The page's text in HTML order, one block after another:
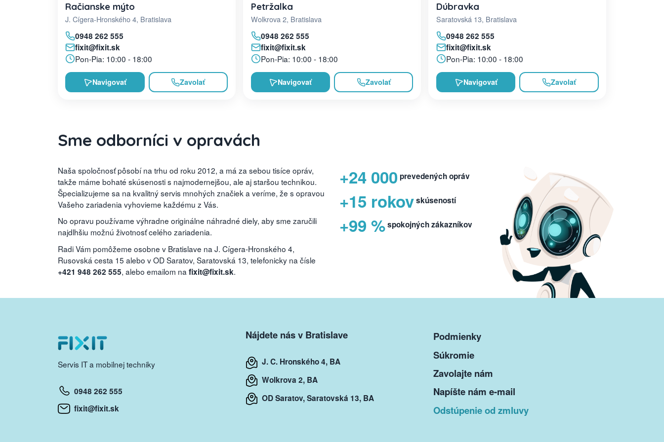
Račianske mýto
J. Cígera-Hronského 4, Bratislava
0948 262 555
fixit@fixit.sk
Pon-Pia: 10:00 - 18:00
Navigovať Zavolať
Petržalka
Wolkrova 2, Bratislava
0948 262 555
fixit@fixit.sk
Pon-Pia: 10:00 - 18:00
Navigovať Zavolať
Dúbravka
Saratovská 13, Bratislava
0948 262 555
fixit@fixit.sk
Pon-Pia: 10:00 - 18:00
Navigovať Zavolať
Sme odborníci v opravách
Naša spoločnosť pôsobí na trhu od roku 2012, a má za sebou tisíce opráv,
takže máme bohaté skúsenosti s najmodernejšou, ale aj staršou technikou.
Špecializujeme sa na kvalitný servis mnohých značiek a veríme, že s opravou
Vašeho zariadenia vyhovieme každému z Vás.
No opravu používame výhradne originálne náhradné diely, aby sme zaručili
najdlhšiu možnú životnosť celého zariadenia.
Radi Vám pomôžeme osobne v Bratislave na J. Cígera-Hronského 4,
Rusovská cesta 15 alebo v OD Saratov, Saratovská 13, telefonicky na čísle
+421 948 262 555, alebo emailom na fixit@fixit.sk.
+24 000 prevedených opráv
+15 rokovskúseností
+99 %spokojných zákazníkov
Servis IT a mobilnej techniky
0948 262 555
fixit@fixit.sk
Nájdete nás v Bratislave
J. C. Hronského 4, BA
Wolkrova 2, BA
OD Saratov, Saratovská 13, BA
Podmienky
Súkromie
Zavolajte nám
Napíšte nám e-mail
Odstúpenie od zmluvy